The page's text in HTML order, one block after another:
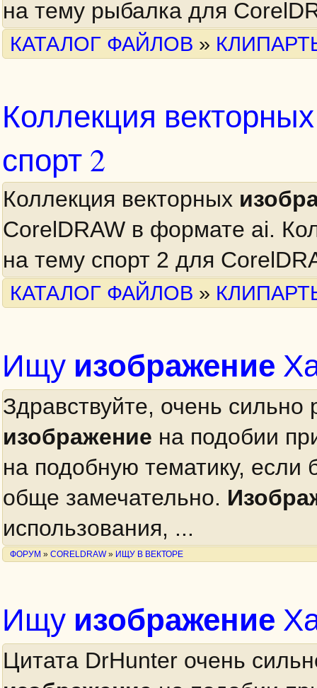
на тему рыбалка для
КАТАЛОГ ФАЙЛОВ »
Коллекция
спорт 2
Коллекция векторных
CorelDRAW в формате ai.
на тему спорт 2 для
КАТАЛОГ ФАЙЛОВ »
Ищу изображение
Здравствуйте, очень сильно
изображение на подобии
на подобную тематику, если
обще замечательно.
использования, ...
ФОРУМ » CORELDRAW » ИЩУ В ВЕКТОРЕ
Ищу изображение
Цитата DrHunter очень